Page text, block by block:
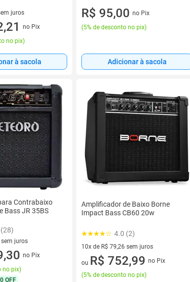
juros
sem jurosno Pix
no pix)
à sacola
R$ 95,00 no Pix
(5% de desconto no pix)
Adicionar à sacola
Contrabaixo
Bass JR 35BS
sem juros
sem juros
no Pix
no pix)
OFF
Amplificador de Baixo Borne
Impact Bass CB60 20w
4.0 (2)
10x de R$ 79,26 sem juros
10 vez de R$ 79,26 sem juros
ou R$ 752,99 no Pix
(5% de desconto no pix)